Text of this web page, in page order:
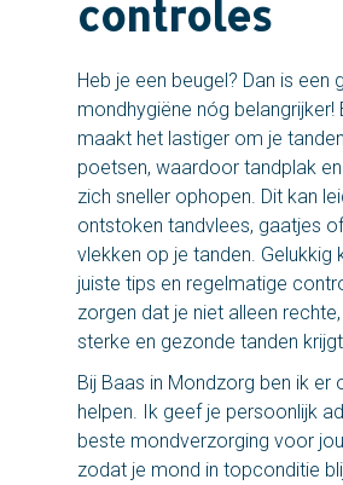
controles
Heb je een beugel? Dan is een
mondhygiëne nóg belangrijker!
maakt het lastiger om je
poetsen, waardoor tandplak
zich sneller ophopen. Dit kan
ontstoken tandvlees, gaatjes
vlekken op je tanden. Gelukkig
juiste tips en regelmatige
zorgen dat je niet alleen
sterke en gezonde tanden krijgt.
Bij Baas in Mondzorg ben ik er
helpen. Ik geef je persoonlijk
beste mondverzorging voor
zodat je mond in topconditie